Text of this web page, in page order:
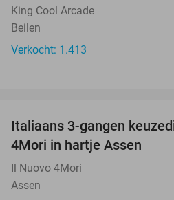
King Cool Arcade
Beilen
Verkocht: 1.413
Italiaans 3-gangen
4Mori in hartje Assen
Il Nuovo 4Mori
Assen